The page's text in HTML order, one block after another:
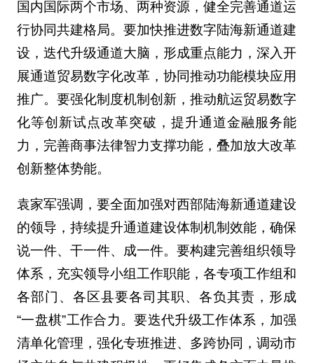
国内国际两个市场、两种资源，健全完善通道运
行协同共建格局。要加快推进数字陆海新通道建
设，迭代升级通道大脑，形成重点能力，深入开
展通道贸易数字化改革，协同推动功能模块应用
推广。要强化制度机制创新，推动航运贸易数字
化等创新试点改革突破，提升通道金融服务能
力，完善商事法律智力支撑功能，叠加放大改革
创新整体势能。
袁家军强调，要全面加强对西部陆海新通道建设
的领导，持续提升通道建设体制机制效能，确保
说一件、干一件、成一件。要构建完善组织领导
体系，充实领导小组工作职能，各专项工作组和
各部门、各区县要各司其职、各负其责，形成
“一盘棋”工作合力。要迭代升级工作体系，加强
清单化管理，强化专班推进、多跨协同，调动市